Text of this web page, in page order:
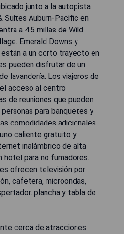
junto a la autopista
Suites Auburn-Pacific en
a 4.5 millas de Wild
Emerald Downs y
están a un corto trayecto en
pueden disfrutar de un
lavandería. Los viajeros de
acceso al centro
de reuniones que pueden
para banquetes y
comodidades adicionales
caliente gratuito y
inalámbrico de alta
hotel para no fumadores.
ofrecen televisión por
cafetera, microondas,
plancha y tabla de
cerca de atracciones